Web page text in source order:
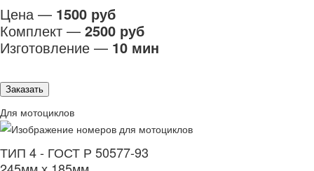
Цена — 1500 руб
Комплект — 2500 руб
Изготовление — 10 мин
Заказать
Для мотоциклов
ТИП 4 - ГОСТ Р 50577-93